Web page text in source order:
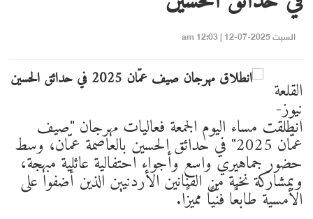
السبت 2025-07-12 | 12:03 am
القلعة
نيوز-
انطلقت مساء اليوم الجمعة فعاليات مهرجان "صيف
عمّان 2025" في حدائق الحسين بالعاصمة عمّان، وسط
حضور جماهيري واسع وأجواء احتفالية عائلية مبهجة،
وبمشاركة نخبة من الفنانين الأردنيين الذين أضفوا على
الأمسية طابعًا فنّيًا مميزًا.